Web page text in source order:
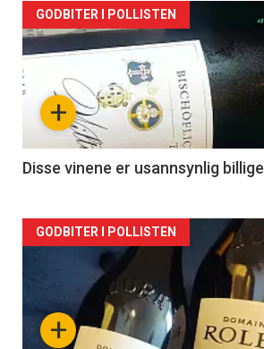
Forsiden
akkurat
nå
2
+
GODBITER I POLLISTEN
Disse vinene er usannsynlig billige
Forsiden
akkurat
nå+
GODBITER I POLLISTEN